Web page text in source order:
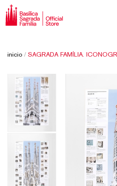
inicio / SAGRADA FAMÍLIA.